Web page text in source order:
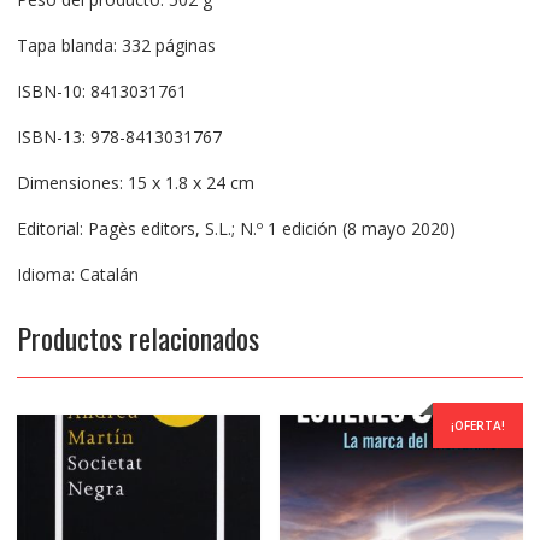
Tapa blanda: 332 páginas
ISBN-10: 8413031761
ISBN-13: 978-8413031767
Dimensiones: 15 x 1.8 x 24 cm
Editorial: Pagès editors, S.L.; N.º 1 edición (8 mayo 2020)
Idioma: Catalán
Productos relacionados
¡OFERTA!